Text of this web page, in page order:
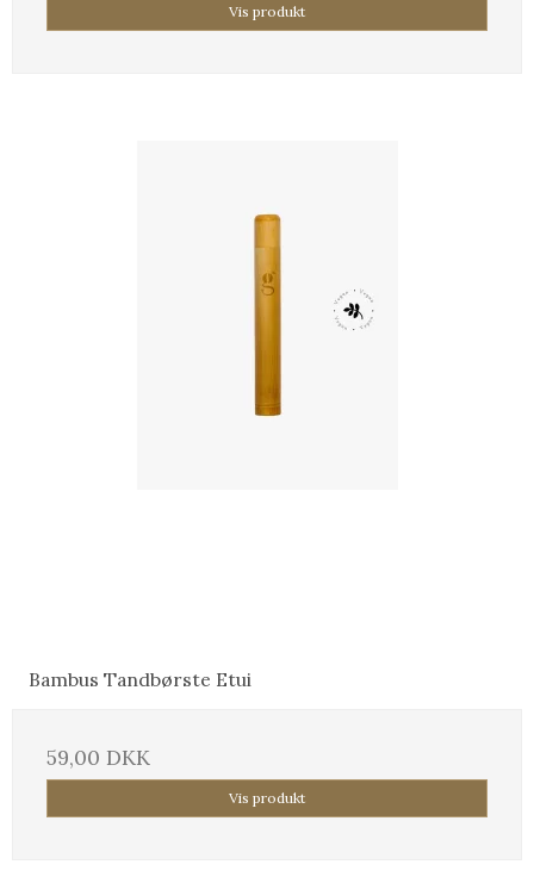
Vis produkt
Bambus Tandbørste Etui
59,00 DKK
Vis produkt